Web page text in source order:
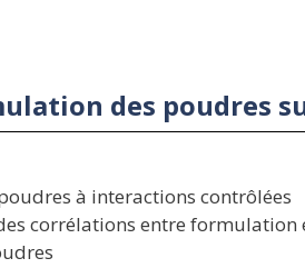
des poudres
à interactions contrôlées
corrélations entre formulation